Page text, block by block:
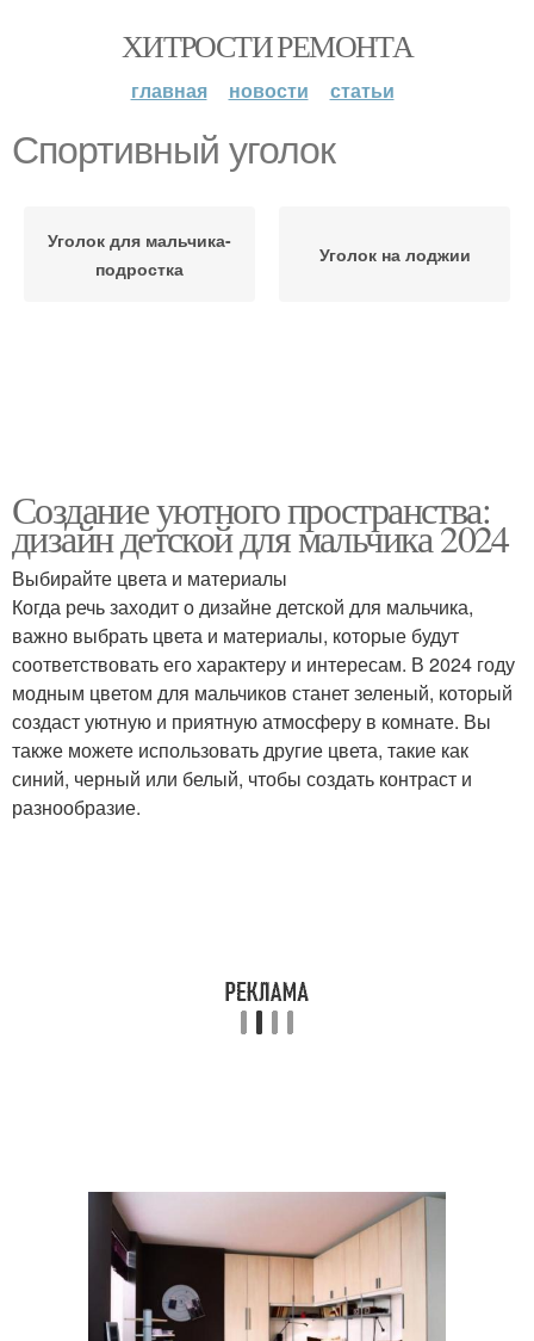
ХИТРОСТИ РЕМОНТА
главная новости статьи
Спортивный уголок
Уголок для мальчика-
подростка
Уголок на лоджии
Создание уютного пространства:
дизайн детской для мальчика 2024
Выбирайте цвета и материалы
Когда речь заходит о дизайне детской для мальчика,
важно выбрать цвета и материалы, которые будут
соответствовать его характеру и интересам. В 2024 году
модным цветом для мальчиков станет зеленый, который
создаст уютную и приятную атмосферу в комнате. Вы
также можете использовать другие цвета, такие как
синий, черный или белый, чтобы создать контраст и
разнообразие.